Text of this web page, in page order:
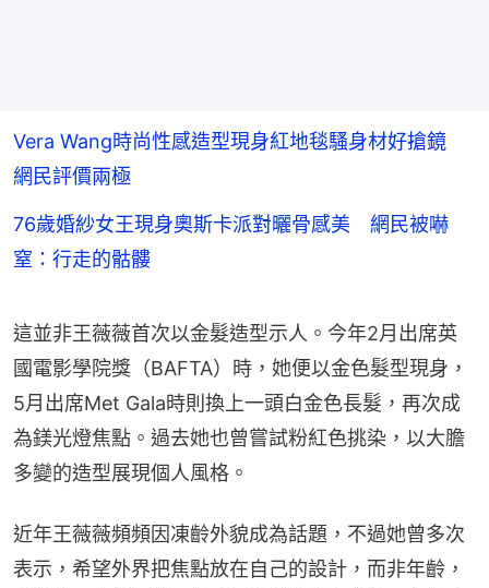
Vera Wang時尚性感造型現身紅地毯騷身材好搶鏡
網民評價兩極
76歲婚紗女王現身奧斯卡派對曬骨感美 網民被嚇
窒：行走的骷髏
這並非王薇薇首次以金髮造型示人。今年2月出席英
國電影學院獎（BAFTA）時，她便以金色髮型現身，
5月出席Met Gala時則換上一頭白金色長髮，再次成
為鎂光燈焦點。過去她也曾嘗試粉紅色挑染，以大膽
多變的造型展現個人風格。
近年王薇薇頻頻因凍齡外貌成為話題，不過她曾多次
表示，希望外界把焦點放在自己的設計，而非年齡，